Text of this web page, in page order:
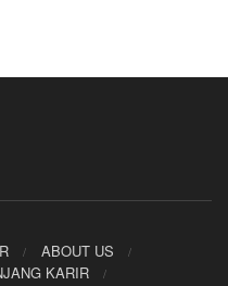
ABOUT US
KARIR